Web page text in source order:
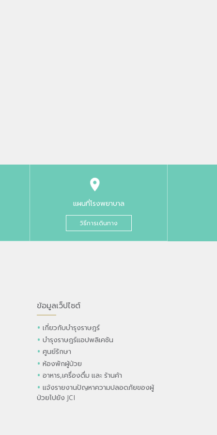
แผนที่โรงพยาบาล
วิธีการเดินทาง
ข้อมูลเว็ปไซต์
เกี่ยวกับบำรุงราษฎร์
บำรุงราษฎร์แอปพลิเคชัน
ศูนย์รักษา
ห้องพักผู้ป่วย
อาหาร,เครื่องดื่ม และ ร้านค้า
แจ้งรายงานปัญหาความปลอดภัยของผู้
ป่วยไปยัง JCI